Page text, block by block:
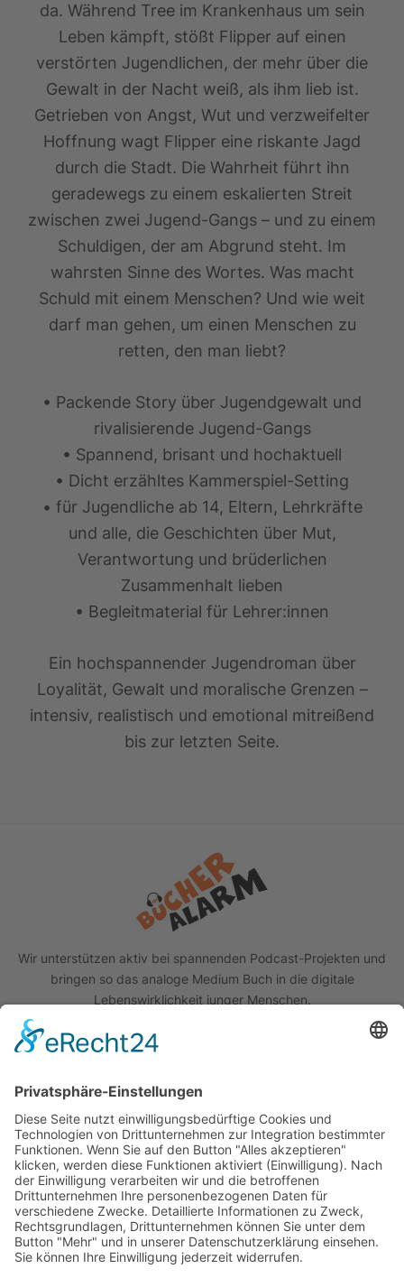
da. Während Tree im Krankenhaus um sein
Leben kämpft, stößt Flipper auf einen
verstörten Jugendlichen, der mehr über die
Gewalt in der Nacht weiß, als ihm lieb ist.
Getrieben von Angst, Wut und verzweifelter
Hoffnung wagt Flipper eine riskante Jagd
durch die Stadt. Die Wahrheit führt ihn
geradewegs zu einem eskalierten Streit
zwischen zwei Jugend-Gangs – und zu einem
Schuldigen, der am Abgrund steht. Im
wahrsten Sinne des Wortes. Was macht
Schuld mit einem Menschen? Und wie weit
darf man gehen, um einen Menschen zu
retten, den man liebt?
• Packende Story über Jugendgewalt und
rivalisierende Jugend-Gangs
• Spannend, brisant und hochaktuell
• Dicht erzähltes Kammerspiel-Setting
• für Jugendliche ab 14, Eltern, Lehrkräfte
und alle, die Geschichten über Mut,
Verantwortung und brüderlichen
Zusammenhalt lieben
• Begleitmaterial für Lehrer:innen
Ein hochspannender Jugendroman über
Loyalität, Gewalt und moralische Grenzen –
intensiv, realistisch und emotional mitreißend
bis zur letzten Seite.
Wir unterstützen aktiv bei spannenden Podcast-Projekten und
bringen so das analoge Medium Buch in die digitale
Lebenswirklichkeit junger Menschen.
Best Practice
Termine
Büchereien
Weiterführende Schulen
Podcast
Abonniere unseren Newsletter